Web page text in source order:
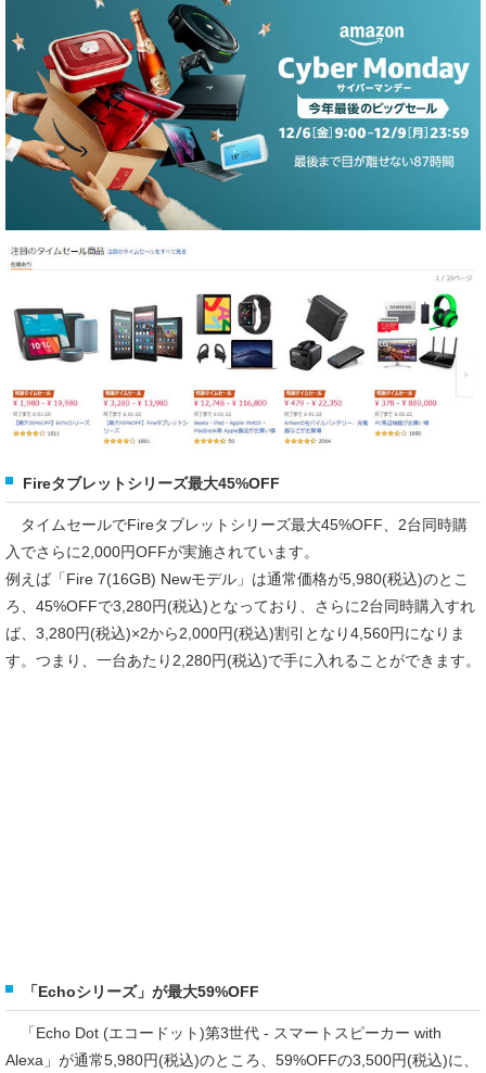
Fireタブレットシリーズ最大45%OFF
タイムセールでFireタブレットシリーズ最大45%OFF、2台同時購
入でさらに2,000円OFFが実施されています。
例えば「Fire 7(16GB) Newモデル」は通常価格が5,980(税込)のとこ
ろ、45%OFFで3,280円(税込)となっており、さらに2台同時購入すれ
ば、3,280円(税込)×2から2,000円(税込)割引となり4,560円になりま
す。つまり、一台あたり2,280円(税込)で手に入れることができます。
「Echoシリーズ」が最大59%OFF
「Echo Dot (エコードット)第3世代 - スマートスピーカー with
Alexa」が通常5,980円(税込)のところ、59%OFFの3,500円(税込)に、